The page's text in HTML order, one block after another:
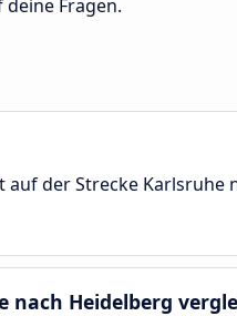
Fragen.
der Strecke Karlsruhe
Heidelberg